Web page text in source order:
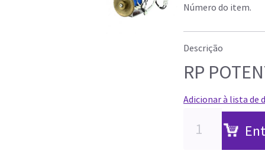
Número do item.
Descrição
RP
Adicionar à lista de